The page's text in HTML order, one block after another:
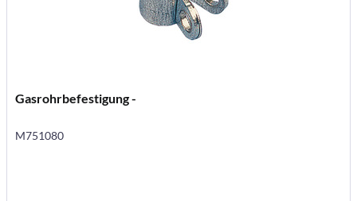
Gasrohrbefestigung -
M751080